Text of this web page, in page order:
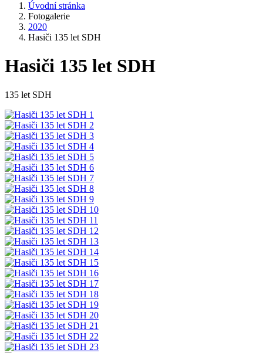
Úvodní stránka
Fotogalerie
2020
Hasiči 135 let SDH
Hasiči 135 let SDH
135 let SDH